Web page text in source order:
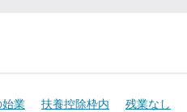
始業 扶養控除枠内
残業なし